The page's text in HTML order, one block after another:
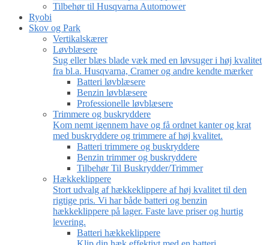
Tilbehør til Husqvarna Automower
Ryobi
Skov og Park
Vertikalskærer
Løvblæsere
Sug eller blæs blade væk med en løvsuger i høj kvalitet
fra bl.a. Husqvarna, Cramer og andre kendte mærker
Batteri løvblæsere
Benzin løvblæsere
Professionelle løvblæsere
Trimmere og buskryddere
Kom nemt igennem have og få ordnet kanter og krat
med buskryddere og trimmere af høj kvalitet.
Batteri trimmere og buskryddere
Benzin trimmer og buskryddere
Tilbehør Til Buskrydder/Trimmer
Hækkeklippere
Stort udvalg af hækkeklippere af høj kvalitet til den
rigtige pris. Vi har både batteri og benzin
hækkeklippere på lager. Faste lave priser og hurtig
levering.
Batteri hækkeklippere